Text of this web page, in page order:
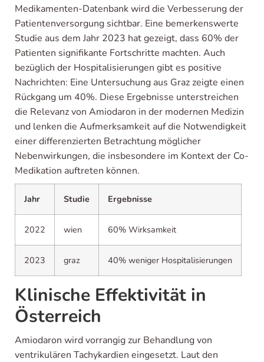
Medikamenten-Datenbank wird die Verbesserung der
Patientenversorgung sichtbar. Eine bemerkenswerte
Studie aus dem Jahr 2023 hat gezeigt, dass 60% der
Patienten signifikante Fortschritte machten. Auch
bezüglich der Hospitalisierungen gibt es positive
Nachrichten: Eine Untersuchung aus Graz zeigte einen
Rückgang um 40%. Diese Ergebnisse unterstreichen
die Relevanz von Amiodaron in der modernen Medizin
und lenken die Aufmerksamkeit auf die Notwendigkeit
einer differenzierten Betrachtung möglicher
Nebenwirkungen, die insbesondere im Kontext der Co-
Medikation auftreten können.
Jahr Studie Ergebnisse
2022 wien 60% Wirksamkeit
2023 graz 40% weniger Hospitalisierungen
Klinische Effektivität in
Österreich
Amiodaron wird vorrangig zur Behandlung von
ventrikulären Tachykardien eingesetzt. Laut den